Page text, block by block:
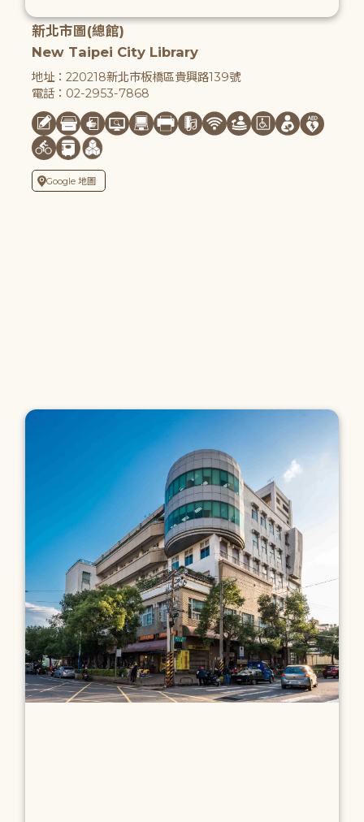
新北市圖(總館)
New Taipei City Library
地址：220218新北市板橋區貴興路139號
電話：02-2953-7868
Google 地圖